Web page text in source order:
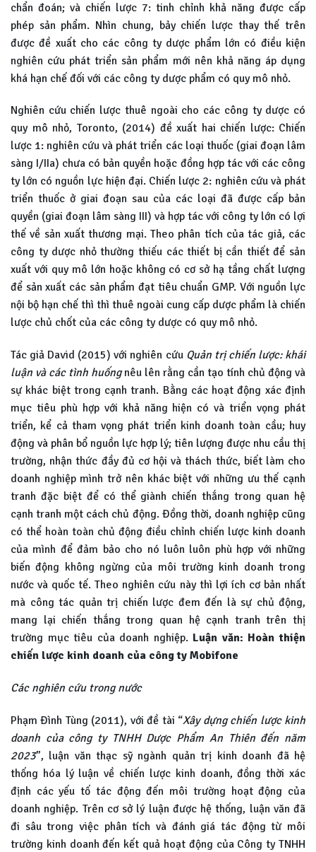
chẩn đoán; và chiến lược 7: tinh chỉnh khả năng được cấp
phép sản phẩm. Nhìn chung, bảy chiến lược thay thế trên
được đề xuất cho các công ty dược phẩm lớn có điều kiện
nghiên cứu phát triển sản phẩm mới nên khả năng áp dụng
khá hạn chế đối với các công ty dược phẩm có quy mô nhỏ.
Nghiên cứu chiến lược thuê ngoài cho các công ty dược có
quy mô nhỏ, Toronto, (2014) đề xuất hai chiến lược: Chiến
lược 1: nghiên cứu và phát triển các loại thuốc (giai đoạn lâm
sàng I/IIa) chưa có bản quyền hoặc đồng hợp tác với các công
ty lớn có nguồn lực hiện đại. Chiến lược 2: nghiên cứu và phát
triển thuốc ở giai đoạn sau của các loại đã được cấp bản
quyền (giai đoạn lâm sàng III) và hợp tác với công ty lớn có lợi
thế về sản xuất thương mại. Theo phân tích của tác giả, các
công ty dược nhỏ thường thiếu các thiết bị cần thiết để sản
xuất với quy mô lớn hoặc không có cơ sở hạ tầng chất lượng
để sản xuất các sản phẩm đạt tiêu chuẩn GMP. Với nguồn lực
nội bộ hạn chế thì thì thuê ngoài cung cấp dược phẩm là chiến
lược chủ chốt của các công ty dược có quy mô nhỏ.
Tác giả David (2015) với nghiên cứu Quản trị chiến lược: khái
luận và các tình huốngnêu lên rằng cần tạo tính chủ động và
sự khác biệt trong cạnh tranh. Bằng các hoạt động xác định
mục tiêu phù hợp với khả năng hiện có và triển vọng phát
triển, kể cả tham vọng phát triển kinh doanh toàn cầu; huy
động và phân bổ nguồn lực hợp lý; tiên lượng được nhu cầu thị
trường, nhận thức đầy đủ cơ hội và thách thức, biết làm cho
doanh nghiệp mình trở nên khác biệt với những ưu thế cạnh
tranh đặc biệt để có thể giành chiến thắng trong quan hệ
cạnh tranh một cách chủ động. Đồng thời, doanh nghiệp cũng
có thể hoàn toàn chủ động điều chỉnh chiến lược kinh doanh
của mình để đảm bảo cho nó luôn luôn phù hợp với những
biến động không ngừng của môi trường kinh doanh trong
nước và quốc tế. Theo nghiên cứu này thì lợi ích cơ bản nhất
mà công tác quản trị chiến lược đem đến là sự chủ động,
mang lại chiến thắng trong quan hệ cạnh tranh trên thị
trường mục tiêu của doanh nghiệp. Luận văn: Hoàn thiện
chiến lược kinh doanh của công ty Mobifone
Các nghiên cứu trong nước
Phạm Đình Tùng (2011), với đề tài “Xây dựng chiến lược kinh
doanh của công ty TNHH Dược Phẩm An Thiên đến năm
2023”, luận văn thạc sỹ ngành quản trị kinh doanh đã hệ
thống hóa lý luận về chiến lược kinh doanh, đồng thời xác
định các yếu tố tác động đến môi trường hoạt động của
doanh nghiệp. Trên cơ sở lý luận được hệ thống, luận văn đã
đi sâu trong việc phân tích và đánh giá tác động từ môi
trường kinh doanh đến kết quả hoạt động của Công ty TNHH